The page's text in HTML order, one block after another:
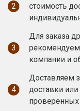
2
стоимость
3
Для заказа
компании и
4
Доставляем
доставки
проверенных